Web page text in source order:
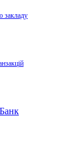
закладу